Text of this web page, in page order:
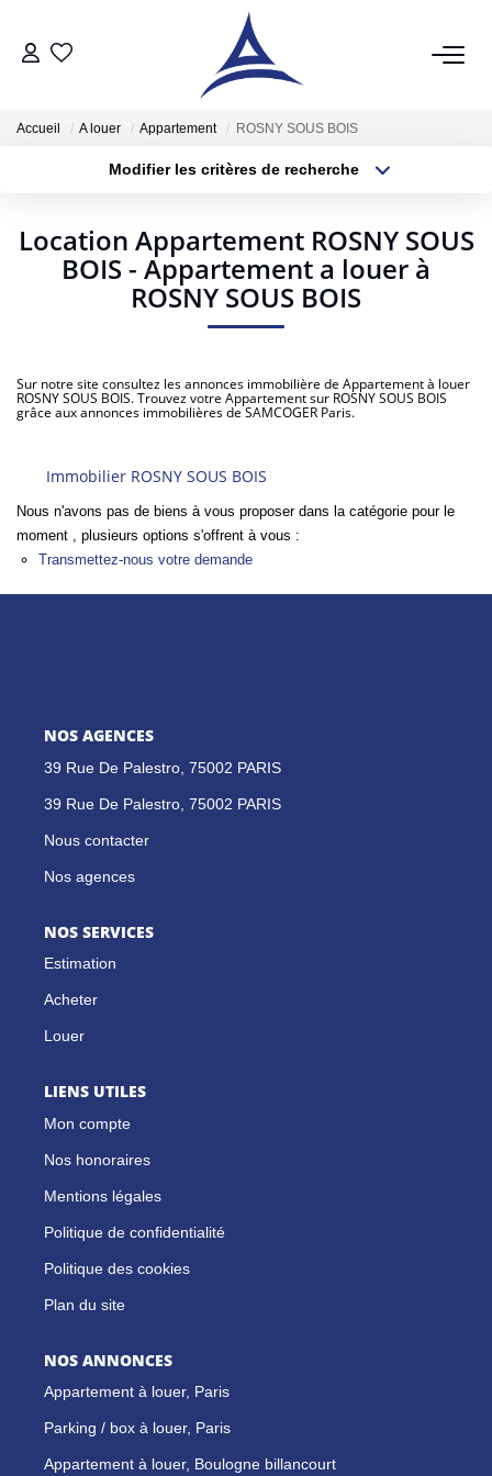
VENTES
Vendre
Estimer
Notre Service Location
GESTION LOCATIVE
NOS CABINETS
EN
Accueil A louer Appartement ROSNY SOUS BOIS
Modifier les critères de recherche
Plus de critères Créer une alerte
Location Appartement ROSNY SOUS
BOIS - Appartement a louer à
ROSNY SOUS BOIS
Sur notre site consultez les annonces immobilière de Appartement à louer
ROSNY SOUS BOIS. Trouvez votre Appartement sur ROSNY SOUS BOIS
grâce aux annonces immobilières de SAMCOGER Paris.
Immobilier ROSNY SOUS BOIS
Nous n'avons pas de biens à vous proposer dans la catégorie pour le
moment , plusieurs options s'offrent à vous :
Transmettez-nous votre demande
NOS AGENCES
39 Rue De Palestro, 75002 PARIS
39 Rue De Palestro, 75002 PARIS
Nous contacter
Nos agences
NOS SERVICES
Estimation
Acheter
Louer
LIENS UTILES
Mon compte
Nos honoraires
Mentions légales
Politique de confidentialité
Politique des cookies
Plan du site
NOS ANNONCES
Appartement à louer, Paris
Parking / box à louer, Paris
Appartement à louer, Boulogne billancourt